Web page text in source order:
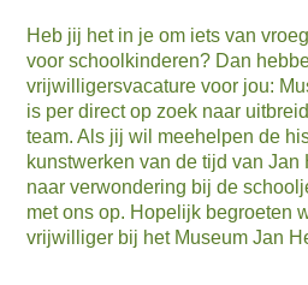
Heb jij het in je om iets van
voor schoolkinderen? Dan
vrijwilligersvacature voor jou:
is per direct op zoek naar
team. Als jij wil meehelpen de
kunstwerken van de tijd van Jan
naar verwondering bij de
met ons op. Hopelijk begroeten
vrijwilliger bij het Museum Jan